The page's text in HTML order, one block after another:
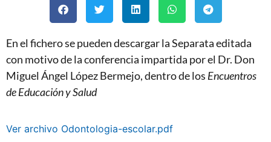
En el fichero se pueden descargar la Separata editada
con motivo de la conferencia impartida por el Dr. Don
Miguel Ángel López Bermejo, dentro de los Encuentros
de Educación y Salud
Ver archivo Odontologia-escolar.pdf